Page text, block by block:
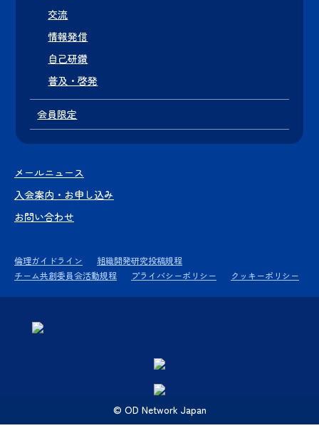
交流
情報発信
自己研鑽
普及・啓発
会員限定
メールニュース
入会案内・お申し込み
お問い合わせ
倫理ガイドライン
組織開発研究投稿規程
チーム共創委員会活動規程
プライバシーポリシー クッキーポリシー
© OD Network Japan